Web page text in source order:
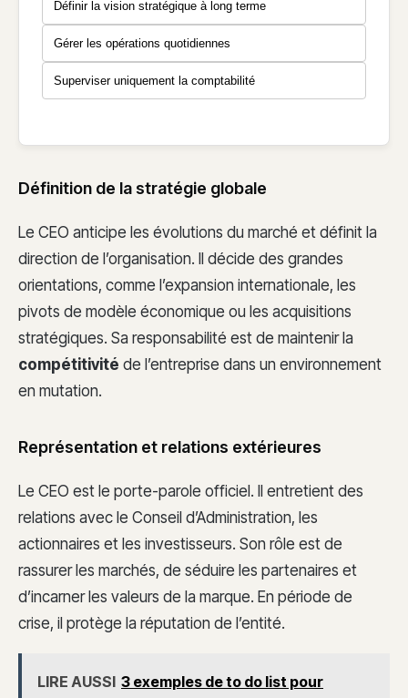
Définir la vision stratégique à long terme
Gérer les opérations quotidiennes
Superviser uniquement la comptabilité
Définition de la stratégie globale
Le CEO anticipe les évolutions du marché et définit la
direction de l’organisation. Il décide des grandes
orientations, comme l’expansion internationale, les
pivots de modèle économique ou les acquisitions
stratégiques. Sa responsabilité est de maintenir la
compétitivité de l’entreprise dans un environnement
en mutation.
Représentation et relations extérieures
Le CEO est le porte-parole officiel. Il entretient des
relations avec le Conseil d’Administration, les
actionnaires et les investisseurs. Son rôle est de
rassurer les marchés, de séduire les partenaires et
d’incarner les valeurs de la marque. En période de
crise, il protège la réputation de l’entité.
LIRE AUSSI 3 exemples de to do list pour